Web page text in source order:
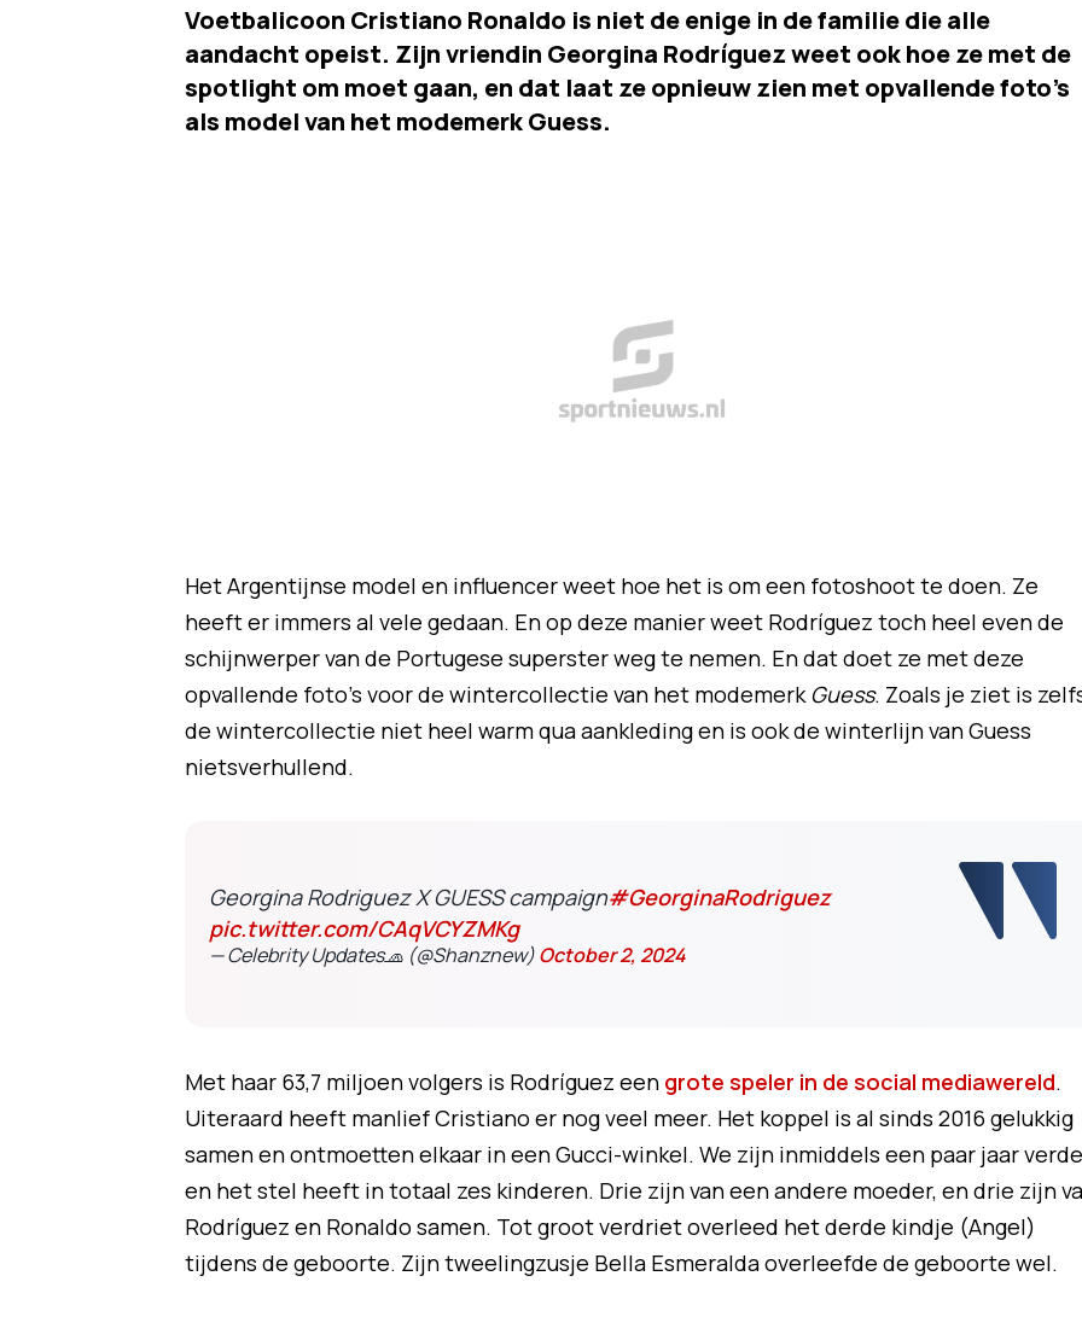
Voetbalicoon Cristiano Ronaldo is niet de enige in de familie die alle
aandacht opeist. Zijn vriendin Georgina Rodríguez weet ook hoe ze met de
spotlight om moet gaan, en dat laat ze opnieuw zien met opvallende foto's
als model van het modemerk Guess.
Het Argentijnse model en influencer weet hoe het is om een fotoshoot te doen. Ze
heeft er immers al vele gedaan. En op deze manier weet Rodríguez toch heel even de
schijnwerper van de Portugese superster weg te nemen. En dat doet ze met deze
opvallende foto's voor de wintercollectie van het modemerkGuess. Zoals je ziet is
de wintercollectie niet heel warm qua aankleding en is ook de winterlijn van Guess
nietsverhullend.
Georgina Rodriguez X GUESS campaign#GeorginaRodriguez
pic.twitter.com/CAqVCYZMKg
— Celebrity Updates🧢 (@Shanznew)October 2, 2024
Met haar 63,7 miljoen volgers is Rodríguez een grote speler in de social mediawereld.
Uiteraard heeft manlief Cristiano er nog veel meer. Het koppel is al sinds 2016 gelukkig
samen en ontmoetten elkaar in een Gucci-winkel. We zijn inmiddels een paar jaar
en het stel heeft in totaal zes kinderen. Drie zijn van een andere moeder, en drie zijn
Rodríguez en Ronaldo samen. Tot groot verdriet overleed het derde kindje (Angel)
tijdens de geboorte. Zijn tweelingzusje Bella Esmeralda overleefde de geboorte wel.